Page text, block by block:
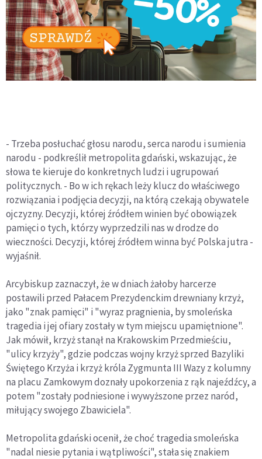
- Trzeba posłuchać głosu narodu, serca narodu i sumienia
narodu - podkreślił metropolita gdański, wskazując, że
słowa te kieruje do konkretnych ludzi i ugrupowań
politycznych. - Bo w ich rękach leży klucz do właściwego
rozwiązania i podjęcia decyzji, na którą czekają obywatele
ojczyzny. Decyzji, której źródłem winien być obowiązek
pamięci o tych, którzy wyprzedzili nas w drodze do
wieczności. Decyzji, której źródłem winna być Polska jutra -
wyjaśnił.
Arcybiskup zaznaczył, że w dniach żałoby harcerze
postawili przed Pałacem Prezydenckim drewniany krzyż,
jako "znak pamięci" i "wyraz pragnienia, by smoleńska
tragedia i jej ofiary zostały w tym miejscu upamiętnione".
Jak mówił, krzyż stanął na Krakowskim Przedmieściu,
"ulicy krzyży", gdzie podczas wojny krzyż sprzed Bazyliki
Świętego Krzyża i krzyż króla Zygmunta III Wazy z kolumny
na placu Zamkowym doznały upokorzenia z rąk najeźdźcy, a
potem "zostały podniesione i wywyższone przez naród,
miłujący swojego Zbawiciela".
Metropolita gdański ocenił, że choć tragedia smoleńska
"nadal niesie pytania i wątpliwości", stała się znakiem